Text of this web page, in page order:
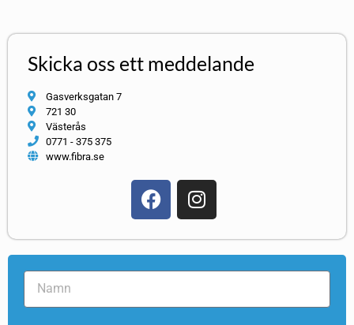
Skicka oss ett meddelande
Gasverksgatan 7
721 30
Västerås
0771 - 375 375
www.fibra.se